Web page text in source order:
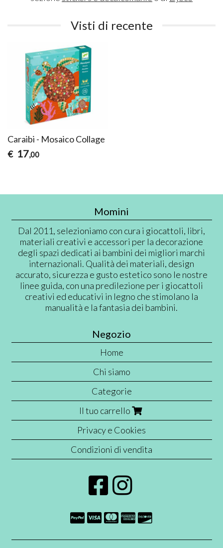
Visti di recente
Caraibi - Mosaico Collage
€ 17,00
Momini
Dal 2011, selezioniamo con cura i giocattoli, libri,
materiali creativi e accessori per la decorazione
degli spazi dedicati ai bambini dei migliori marchi
internazionali. Qualità dei materiali, design
accurato, sicurezza e gusto estetico sono le nostre
linee guida, con una predilezione per i giocattoli
creativi ed educativi in legno che stimolano la
manualità e la fantasia dei bambini.
Negozio
Home
Chi siamo
Categorie
Il tuo carrello
Privacy e Cookies
Condizioni di vendita